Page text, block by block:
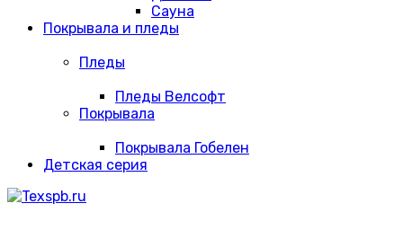
Сауна
Покрывала и пледы
Пледы
Пледы Велсофт
Покрывала
Покрывала Гобелен
Детская серия